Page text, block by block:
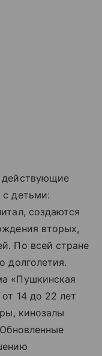
действующие
детьми:
создаются
вторых,
По всей стране
долголетия.
«Пушкинская
14 до 22 лет
кинозалы